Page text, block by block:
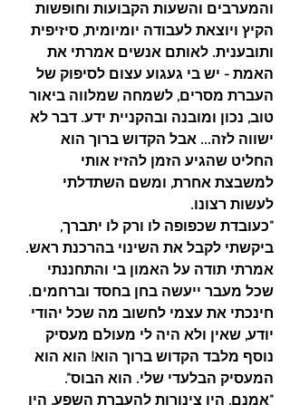
והמערבים והשעות הקבועות וחופשות
הקיץ ויוצאת לעבודה יומיומית, סיזיפית
ותובענית. לאותם אנשים אמרתי את
האמת - יש בי געגוע עצום לסיפוק של
העברת מסרים, לשמחה שמלווה ביאור
טוב, נכון ומובנה ובהקניית ידע. דבר לא
ישווה לזה... אבל הקדוש ברוך הוא
החליט שהגיע הזמן להזיז אותי
למשבצת אחרת, ומשם השתדלתי
לעשות רצונו.
"כעובדת שכפופה לו ורק לו יתברך,
ביקשתי לקבל את השינוי בהרכנת ראש.
אמרתי תודה על האמון בי והתחננתי
שכל מעבר ייעשה בחן בחסד וברחמים.
חינכתי את עצמי לחשוב מה שכל יהודי
יודע, שאין ולא היה לי מעולם מעסיק
נוסף מלבד הקדוש ברוך הוא! הוא הוא
המעסיק הבלעדי שלי. הוא הבוס".
"אמנם, היו צינורות להעברת השפע, היו